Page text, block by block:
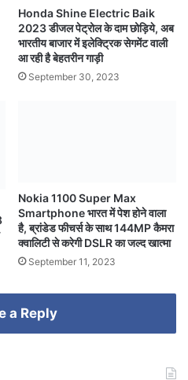
Honda Shine Electric Baik
2023 डीजल पेट्रोल के दाम छोड़िये, अब
भारतीय बाजार में इलेक्ट्रिक सेगमेंट वाली
आ रही है बेहतरीन गाड़ी
September 30, 2023
Nokia 1100 Super Max
Smartphone भारत में पेश होने वाला
है, ब्रांडेड फीचर्स के साथ 144MP कैमरा
क्वालिटी से करेगी DSLR का जल्द खात्मा
September 11, 2023
a Reply